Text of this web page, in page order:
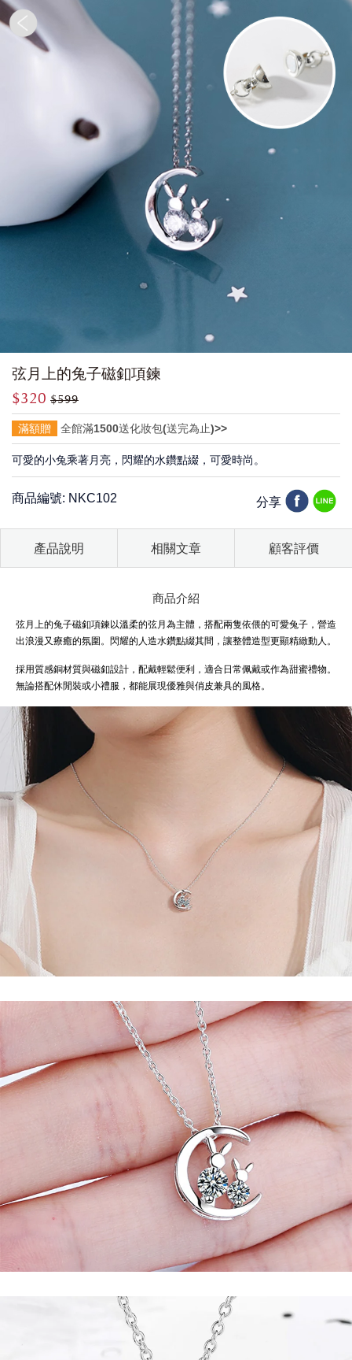
弦月上的兔子磁釦項鍊
$320 $599
滿額贈 全館滿1500送化妝包(送完為止)>>
可愛的小兔乘著月亮，閃耀的水鑽點綴，可愛時尚。
商品編號: NKC102 分享
產品說明 相關文章 顧客評價
商品介紹
弦月上的兔子磁釦項鍊以溫柔的弦月為主體，搭配兩隻依偎的可愛兔子，營造
出浪漫又療癒的氛圍。閃耀的人造水鑽點綴其間，讓整體造型更顯精緻動人。
採用質感銅材質與磁釦設計，配戴輕鬆便利，適合日常佩戴或作為甜蜜禮物。
無論搭配休閒裝或小禮服，都能展現優雅與俏皮兼具的風格。